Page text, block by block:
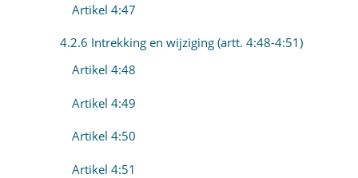
Artikel 4:47
4.2.6 Intrekking en wijziging (artt. 4:48-4:51)
Artikel 4:48
Artikel 4:49
Artikel 4:50
Artikel 4:51